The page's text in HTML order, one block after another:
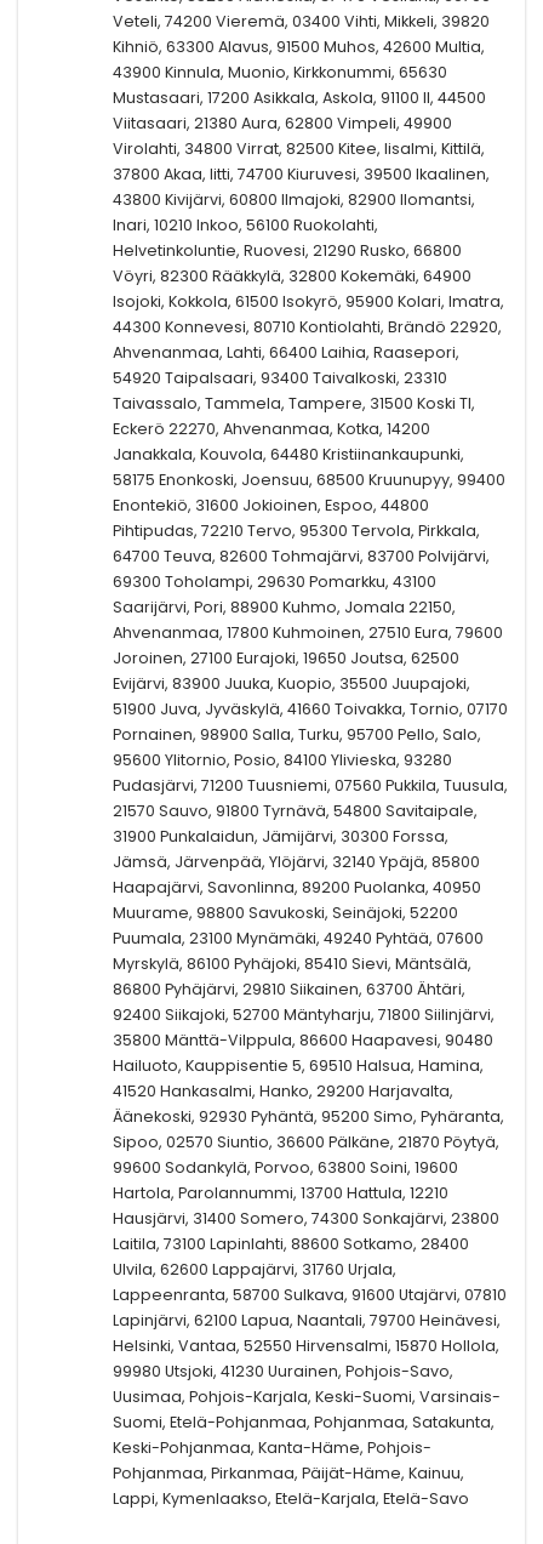
Veteli, 74200 Vieremä, 03400 Vihti, Mikkeli, 39820
Kihniö, 63300 Alavus, 91500 Muhos, 42600 Multia,
43900 Kinnula, Muonio, Kirkkonummi, 65630
Mustasaari, 17200 Asikkala, Askola, 91100 II, 44500
Viitasaari, 21380 Aura, 62800 Vimpeli, 49900
Virolahti, 34800 Virrat, 82500 Kitee, Iisalmi, Kittilä,
37800 Akaa, Iitti, 74700 Kiuruvesi, 39500 Ikaalinen,
43800 Kivijärvi, 60800 Ilmajoki, 82900 Ilomantsi,
Inari, 10210 Inkoo, 56100 Ruokolahti,
Helvetinkoluntie, Ruovesi, 21290 Rusko, 66800
Vöyri, 82300 Rääkkylä, 32800 Kokemäki, 64900
Isojoki, Kokkola, 61500 Isokyrö, 95900 Kolari, Imatra,
44300 Konnevesi, 80710 Kontiolahti, Brändö 22920,
Ahvenanmaa, Lahti, 66400 Laihia, Raasepori,
54920 Taipalsaari, 93400 Taivalkoski, 23310
Taivassalo, Tammela, Tampere, 31500 Koski Tl,
Eckerö 22270, Ahvenanmaa, Kotka, 14200
Janakkala, Kouvola, 64480 Kristiinankaupunki,
58175 Enonkoski, Joensuu, 68500 Kruunupyy, 99400
Enontekiö, 31600 Jokioinen, Espoo, 44800
Pihtipudas, 72210 Tervo, 95300 Tervola, Pirkkala,
64700 Teuva, 82600 Tohmajärvi, 83700 Polvijärvi,
69300 Toholampi, 29630 Pomarkku, 43100
Saarijärvi, Pori, 88900 Kuhmo, Jomala 22150,
Ahvenanmaa, 17800 Kuhmoinen, 27510 Eura, 79600
Joroinen, 27100 Eurajoki, 19650 Joutsa, 62500
Evijärvi, 83900 Juuka, Kuopio, 35500 Juupajoki,
51900 Juva, Jyväskylä, 41660 Toivakka, Tornio, 07170
Pornainen, 98900 Salla, Turku, 95700 Pello, Salo,
95600 Ylitornio, Posio, 84100 Ylivieska, 93280
Pudasjärvi, 71200 Tuusniemi, 07560 Pukkila, Tuusula,
21570 Sauvo, 91800 Tyrnävä, 54800 Savitaipale,
31900 Punkalaidun, Jämijärvi, 30300 Forssa,
Jämsä, Järvenpää, Ylöjärvi, 32140 Ypäjä, 85800
Haapajärvi, Savonlinna, 89200 Puolanka, 40950
Muurame, 98800 Savukoski, Seinäjoki, 52200
Puumala, 23100 Mynämäki, 49240 Pyhtää, 07600
Myrskylä, 86100 Pyhäjoki, 85410 Sievi, Mäntsälä,
86800 Pyhäjärvi, 29810 Siikainen, 63700 Ähtäri,
92400 Siikajoki, 52700 Mäntyharju, 71800 Siilinjärvi,
35800 Mänttä-Vilppula, 86600 Haapavesi, 90480
Hailuoto, Kauppisentie 5, 69510 Halsua, Hamina,
41520 Hankasalmi, Hanko, 29200 Harjavalta,
Äänekoski, 92930 Pyhäntä, 95200 Simo, Pyhäranta,
Sipoo, 02570 Siuntio, 36600 Pälkäne, 21870 Pöytyä,
99600 Sodankylä, Porvoo, 63800 Soini, 19600
Hartola, Parolannummi, 13700 Hattula, 12210
Hausjärvi, 31400 Somero, 74300 Sonkajärvi, 23800
Laitila, 73100 Lapinlahti, 88600 Sotkamo, 28400
Ulvila, 62600 Lappajärvi, 31760 Urjala,
Lappeenranta, 58700 Sulkava, 91600 Utajärvi, 07810
Lapinjärvi, 62100 Lapua, Naantali, 79700 Heinävesi,
Helsinki, Vantaa, 52550 Hirvensalmi, 15870 Hollola,
99980 Utsjoki, 41230 Uurainen, Pohjois-Savo,
Uusimaa, Pohjois-Karjala, Keski-Suomi, Varsinais-
Suomi, Etelä-Pohjanmaa, Pohjanmaa, Satakunta,
Keski-Pohjanmaa, Kanta-Häme, Pohjois-
Pohjanmaa, Pirkanmaa, Päijät-Häme, Kainuu,
Lappi, Kymenlaakso, Etelä-Karjala, Etelä-Savo